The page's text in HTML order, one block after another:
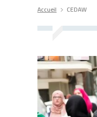
Accueil CEDAW